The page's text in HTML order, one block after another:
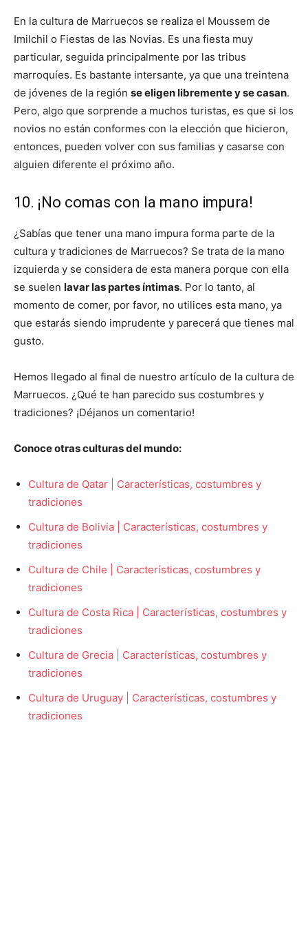
En la cultura de Marruecos se realiza el Moussem de
Imilchil o Fiestas de las Novias. Es una fiesta muy
particular, seguida principalmente por las tribus
marroquíes. Es bastante intersante, ya que una treintena
de jóvenes de la región se eligen libremente y se casan.
Pero, algo que sorprende a muchos turistas, es que si los
novios no están conformes con la elección que hicieron,
entonces, pueden volver con sus familias y casarse con
alguien diferente el próximo año.
10. ¡No comas con la mano impura!
¿Sabías que tener una mano impura forma parte de la
cultura y tradiciones de Marruecos? Se trata de la mano
izquierda y se considera de esta manera porque con ella
se suelen lavar las partes íntimas. Por lo tanto, al
momento de comer, por favor, no utilices esta mano, ya
que estarás siendo imprudente y parecerá que tienes mal
gusto.
Hemos llegado al final de nuestro artículo de la cultura de
Marruecos. ¿Qué te han parecido sus costumbres y
tradiciones? ¡Déjanos un comentario!
Conoce otras culturas del mundo:
Cultura de Qatar | Características, costumbres y
tradiciones
Cultura de Bolivia | Características, costumbres y
tradiciones
Cultura de Chile | Características, costumbres y
tradiciones
Cultura de Costa Rica | Características, costumbres y
tradiciones
Cultura de Grecia | Características, costumbres y
tradiciones
Cultura de Uruguay | Características, costumbres y
tradiciones